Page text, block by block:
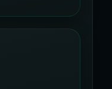
2:02:43